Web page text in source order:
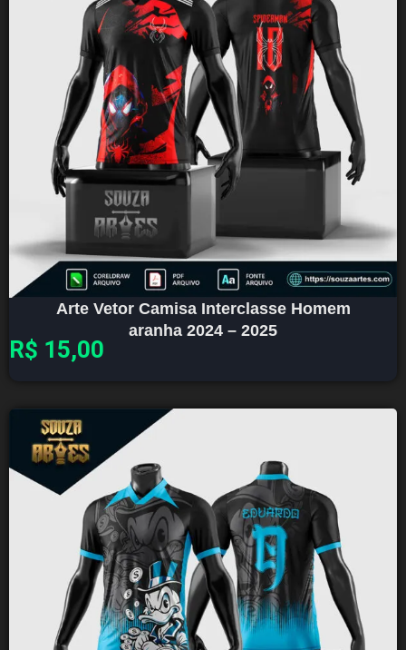
Arte Vetor Camisa Interclasse Homem
aranha 2024 – 2025
R$ 15,00